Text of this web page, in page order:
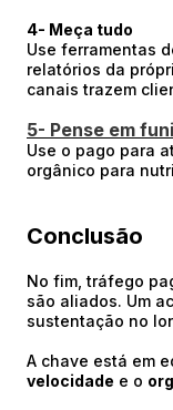
4- Meça tudo
Use ferramentas
relatórios da
canais trazem
5- Pense em
Use o pago para
orgânico para
Conclusão
No fim, tráfego
são aliados. Um
sustentação no
A chave está em
velocidade e o